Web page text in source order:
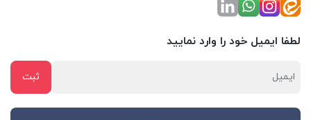
لطفا ایمیل خود را وارد نمایید